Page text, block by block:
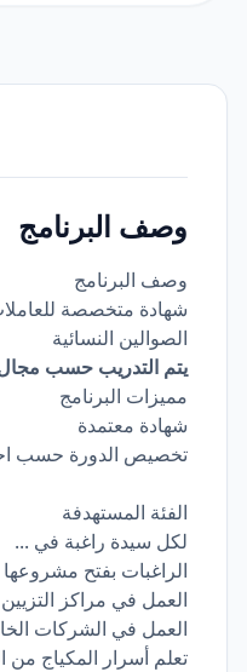
وصف البرنامج
وصف البرنامج
شهادة متخصصة
الصوالين النسائية
يتم التدريب حسب
مميزات البرنامج
شهادة معتمدة
تخصيص الدورة حسب
الفئة المستهدفة
لكل سيدة راغبة في ...
الراغبات بفتح
العمل في مراكز
العمل في الشركات
تعلم أسرار المكياج من